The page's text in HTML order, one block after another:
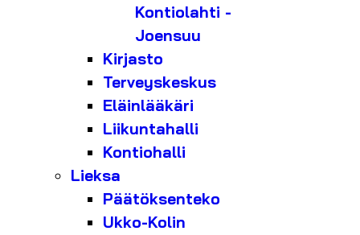
Kontiolahti -
Joensuu
Kirjasto
Terveyskeskus
Eläinlääkäri
Liikuntahalli
Kontiohalli
Lieksa
Päätöksenteko
Ukko-Kolin